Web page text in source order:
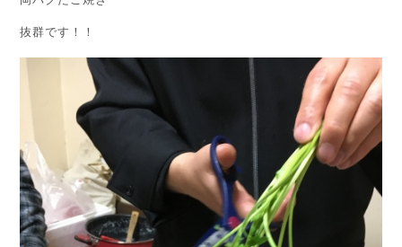
抜群です！！